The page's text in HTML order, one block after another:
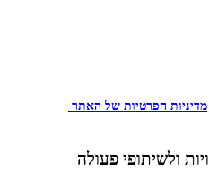
מדיניות הפרטיות של האתר